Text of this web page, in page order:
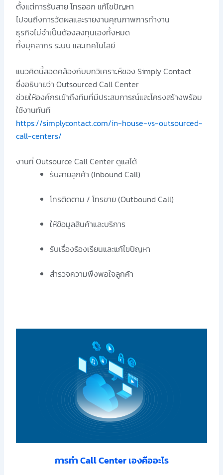
ตั้งแต่การรับสาย โทรออก แก้ไขปัญหา
ไปจนถึงการวัดผลและรายงานคุณภาพการทำงาน
ธุรกิจไม่จำเป็นต้องลงทุนเองทั้งหมด
ทั้งบุคลากร ระบบ และเทคโนโลยี
แนวคิดนี้สอดคล้องกับบทวิเคราะห์ของ Simply Contact
ซึ่งอธิบายว่า Outsourced Call Center
ช่วยให้องค์กรเข้าถึงทีมที่มีประสบการณ์และโครงสร้างพร้อม
ใช้งานทันที
https://simplycontact.com/in-house-vs-outsourced-
call-centers/
งานที่ Outsource Call Center ดูแลได้
รับสายลูกค้า (Inbound Call)
โทรติดตาม / โทรขาย (Outbound Call)
ให้ข้อมูลสินค้าและบริการ
รับเรื่องร้องเรียนและแก้ไขปัญหา
สำรวจความพึงพอใจลูกค้า
การทำ Call Center เองคืออะไร